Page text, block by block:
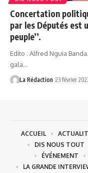
Concertation
par les Députés est
peuple’’.
Edito : Alfred Nguia
gala…
La Rédaction 23 février
ACCUEIL
DIS NOUS TOUT
ÉVÉNEMENT
LA GRANDE